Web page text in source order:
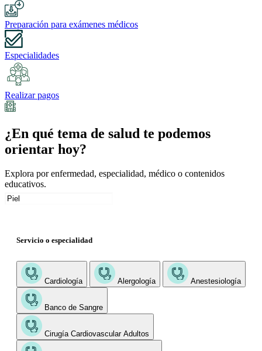
Preparación para exámenes médicos
Especialidades
Realizar pagos
¿En qué tema de salud te podemos
orientar hoy?
Explora por enfermedad, especialidad, médico o contenidos
educativos.
Servicio o especialidad
Cardiología Alergología Anestesiología
Banco de Sangre
Cirugía Cardiovascular Adultos